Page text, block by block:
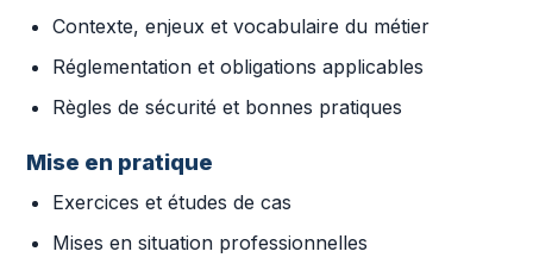
Contexte, enjeux et vocabulaire du métier
Réglementation et obligations applicables
Règles de sécurité et bonnes pratiques
Mise en pratique
Exercices et études de cas
Mises en situation professionnelles